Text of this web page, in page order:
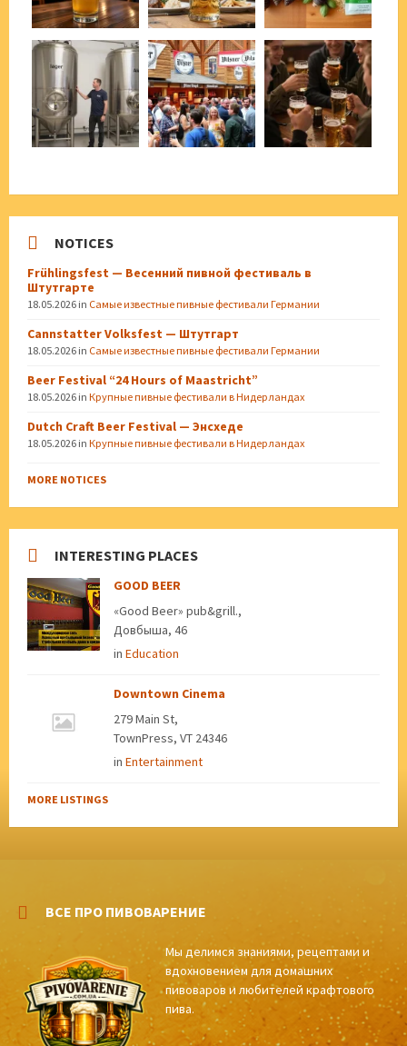
NOTICES
Frühlingsfest — Весенний пивной фестиваль в
Штутгарте
18.05.2026 in Самые известные пивные фестивали Германии
Cannstatter Volksfest — Штутгарт
18.05.2026 in Самые известные пивные фестивали Германии
Beer Festival “24 Hours of Maastricht”
18.05.2026 in Крупные пивные фестивали в Нидерландах
Dutch Craft Beer Festival — Энсхеде
18.05.2026 in Крупные пивные фестивали в Нидерландах
MORE NOTICES
INTERESTING PLACES
GOOD BEER
«Good Beer» pub&grill.,
Довбыша, 46
in Education
Downtown Cinema
279 Main St,
TownPress, VT 24346
in Entertainment
MORE LISTINGS
ВСЕ ПРО ПИВОВАРЕНИЕ
Мы делимся знаниями, рецептами и
вдохновением для домашних
пивоваров и любителей крафтового
пива.